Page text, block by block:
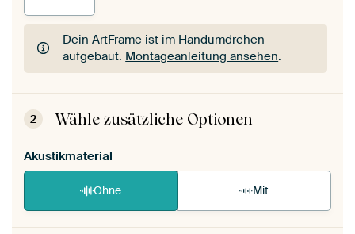
Dein ArtFrame ist im Handumdrehen
aufgebaut. Montageanleitung ansehen.
Dein ArtFrame ist im Handumdrehen
aufgebaut.Montageanleitung ansehen
2 Wähle zusätzliche Optionen
Akustikmaterial
Ohne Mit